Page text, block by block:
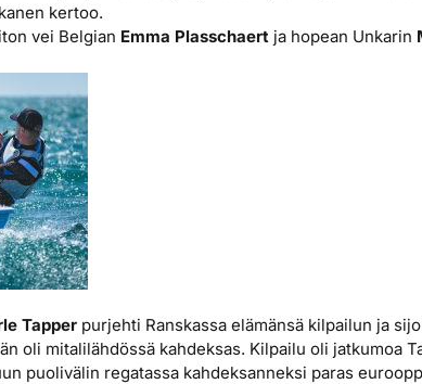
kertoo.
vei Belgian Emma Plasschaert ja hopean Unkarin
Tapper purjehti Ranskassa elämänsä kilpailun ja
oli mitalilähdössä kahdeksas. Kilpailu oli jatkumoa
puolivälin regatassa kahdeksanneksi paras